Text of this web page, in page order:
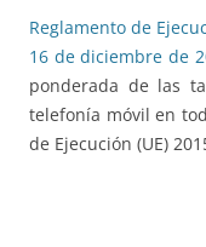
Reglamento de
16 de diciembre de
ponderada de las
telefonía móvil en
de Ejecución (UE)